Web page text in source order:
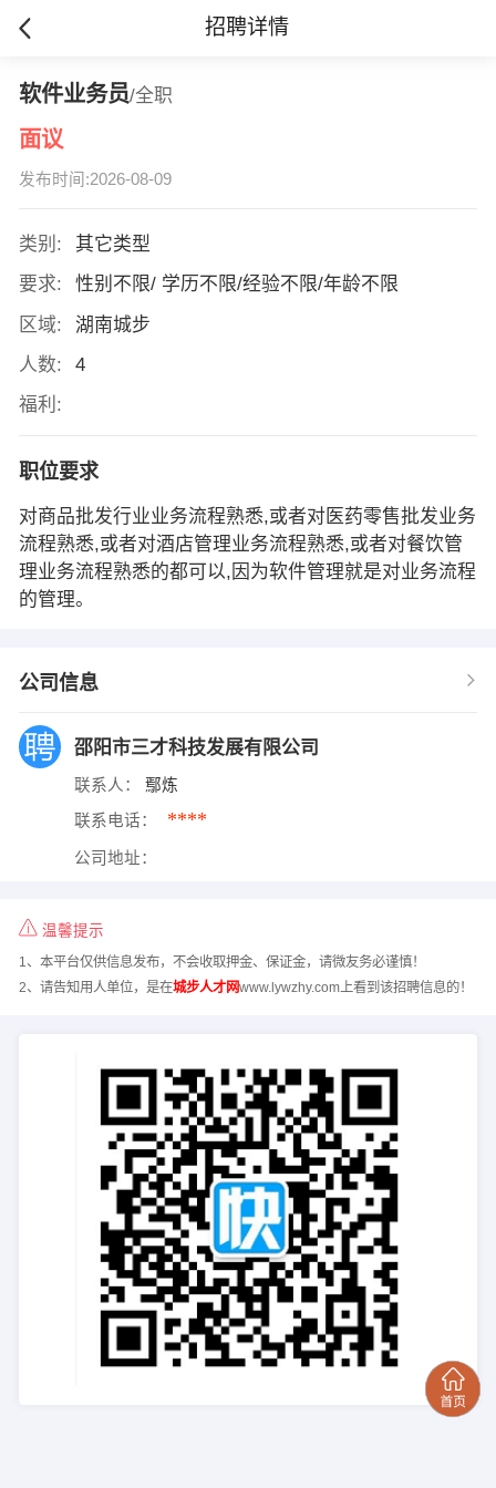
招聘详情
软件业务员/全职
面议
发布时间:2026-08-09
类别:
其它类型
要求:
性别不限/ 学历不限/经验不限/年龄不限
区域:
湖南城步
人数:
4
福利:
职位要求
对商品批发行业业务流程熟悉,或者对医药零售批发业务
流程熟悉,或者对酒店管理业务流程熟悉,或者对餐饮管
理业务流程熟悉的都可以,因为软件管理就是对业务流程
的管理。
公司信息
邵阳市三才科技发展有限公司
联系人： 鄢炼
联系电话： ****
公司地址：
温馨提示
1、本平台仅供信息发布，不会收取押金、保证金，请微友务必谨慎！
2、请告知用人单位，是在城步人才网www.lywzhy.com上看到该招聘信息的！